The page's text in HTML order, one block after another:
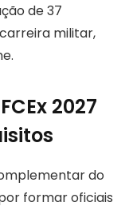
de 37
militar,
2027
do
formar oficiais